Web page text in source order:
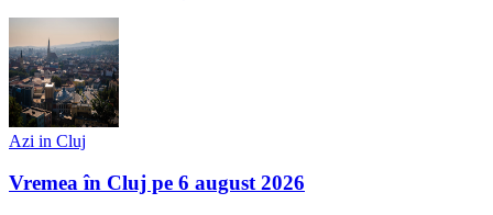
Azi in Cluj
Vremea în Cluj pe 6 august 2026